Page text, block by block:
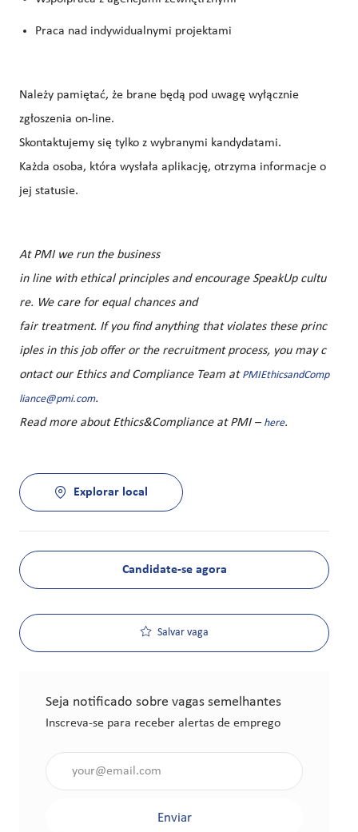
Praca nad indywidualnymi projektami
Należy pamiętać, że brane będą pod uwagę wyłącznie
zgłoszenia on-line.
Skontaktujemy się tylko z wybranymi kandydatami.
Każda osoba, która wysłała aplikację, otrzyma informacje o
jej statusie.
At PMI we run the business
in line with ethical principles and encourage SpeakUp cultu
re. We care for equal chances and
fair treatment. If you find anything that violates these princ
iples in this job offer or the recruitment process, you may c
ontact our Ethics and Compliance Team at PMIEthicsandComp
liance@pmi.com.
Read more about Ethics&Compliance at PMI – here.
Explorar local
Candidate-se agora
Salvar vaga
Seja notificado sobre vagas semelhantes
Inscreva-se para receber alertas de emprego
Enviar